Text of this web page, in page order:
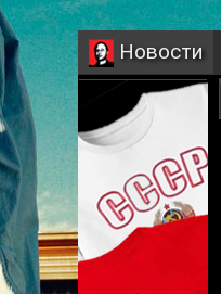
Новости